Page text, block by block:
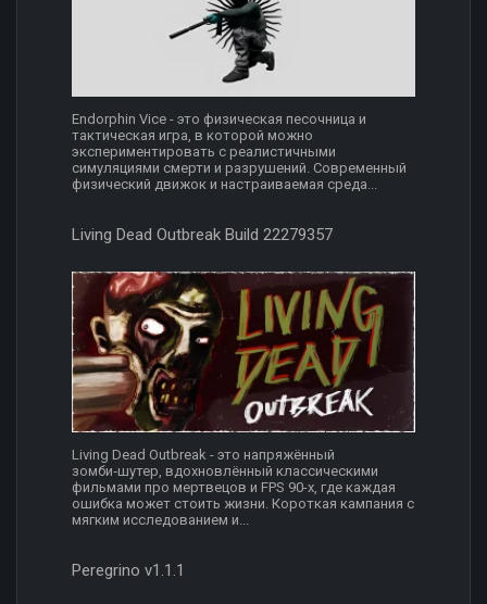
Endorphin Vice - это физическая песочница и
тактическая игра, в которой можно
экспериментировать с реалистичными
симуляциями смерти и разрушений. Современный
физический движок и настраиваемая среда...
Living Dead Outbreak Build 22279357
Living Dead Outbreak - это напряжённый
зомби‑шутер, вдохновлённый классическими
фильмами про мертвецов и FPS 90-х, где каждая
ошибка может стоить жизни. Короткая кампания с
мягким исследованием и...
Peregrino v1.1.1